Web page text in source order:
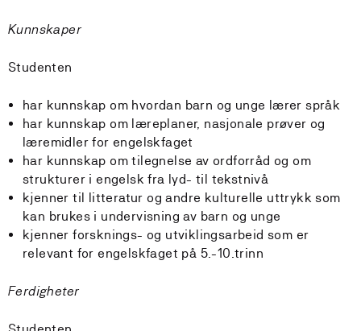
Kunnskaper
Studenten
har kunnskap om hvordan barn og unge lærer språk
har kunnskap om læreplaner, nasjonale prøver og
læremidler for engelskfaget
har kunnskap om tilegnelse av ordforråd og om
strukturer i engelsk fra lyd- til tekstnivå
kjenner til litteratur og andre kulturelle uttrykk som
kan brukes i undervisning av barn og unge
kjenner forsknings- og utviklingsarbeid som er
relevant for engelskfaget på 5.-10.trinn
Ferdigheter